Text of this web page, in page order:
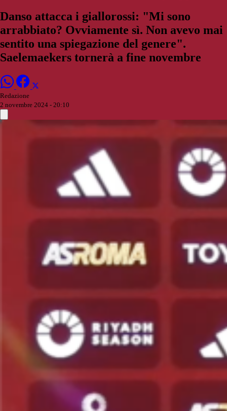
Danso attacca i giallorossi: "Mi sono
arrabbiato? Ovviamente sì. Non avevo mai
sentito una spiegazione del genere".
Saelemaekers tornerà a fine novembre
Redazione
2 novembre 2024 - 20:10